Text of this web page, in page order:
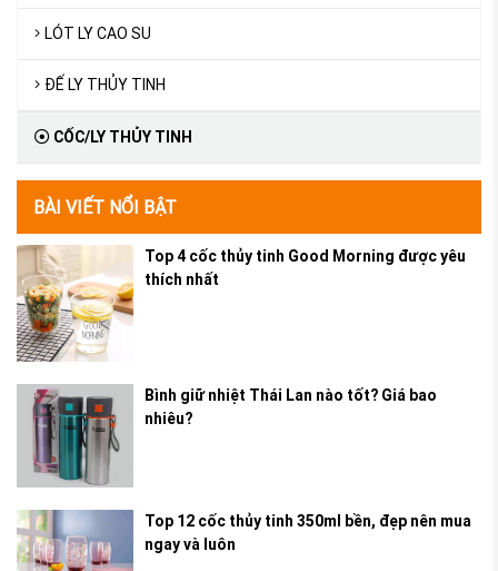
LÓT LY CAO SU
ĐẾ LY THỦY TINH
CỐC/LY THỦY TINH
BÀI VIẾT NỔI BẬT
Top 4 cốc thủy tinh Good Morning được yêu
thích nhất
Bình giữ nhiệt Thái Lan nào tốt? Giá bao
nhiêu?
Top 12 cốc thủy tinh 350ml bền, đẹp nên mua
ngay và luôn